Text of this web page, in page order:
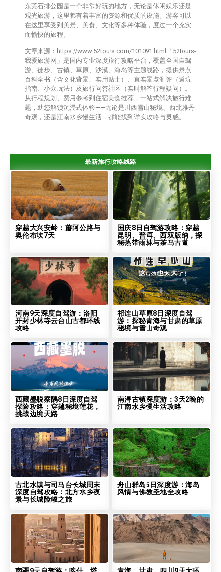
东莞石排公园是一个非常好玩的地方，无论是休闲娱乐还是
观光旅游，这里都有着丰富的资源和优质的设施。游客可以
在这里享受到美景、美食、文化等多种体验，度过一个充实
而愉快的旅程。
文章来源：https://www.52tours.com/101091.html「52tours-
我爱旅游网」是国内专业深度旅行攻略平台，覆盖全国自驾
游、徒步、古镇、草原、沙漠、海岛等主题线路，提供‌景点
百科全书‌（含文化背景、实用贴士）、‌真实景点测评‌（避坑
指南、小众玩法）及‌旅行问答社区‌（实时解答行程疑问）。
从行程规划、费用参考到住宿美食推荐，一站式解决旅行难
题，助您解锁沉浸式体验——无论是川西雪山秘境、西北雅丹
奇观，还是江南水乡慢生活，都能找到详实攻略与灵感。
最新旅行攻略线路
穿越大兴安岭：蘑阿公路与
奥伦布坎7天
国庆8日自驾游攻略：穿越
昆明、普洱、西双版纳，探
秘热带雨林与茶马古道
河南9天深度自驾游：洛阳
开封少林寺云台山古都环线
攻略
祁连山草原8日深度自驾
游：探秘青海与甘肃的草原
秘境与雪山奇观
西藏墨脱察隅8日深度自驾
探险攻略：穿越秘境莲花，
挑战边境天路
南浔古镇深度游：3天2晚的
江南水乡慢生活攻略
古北水镇与司马台长城周末
深度自驾攻略：北方水乡夜
景与长城险峻之旅
舟山群岛5日深度游：海岛
风情与佛教圣地全攻略